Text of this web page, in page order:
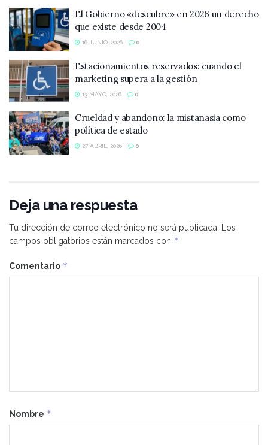
El Gobierno «descubre» en 2026 un derecho
que existe desde 2004
16 JUNIO, 2026 0
Estacionamientos reservados: cuando el
marketing supera a la gestión
13 MAYO, 2026 0
Crueldad y abandono: la mistanasia como
política de estado
27 ABRIL, 2026 0
Deja una respuesta
Tu dirección de correo electrónico no será publicada.
Los
campos obligatorios están marcados con *
Comentario *
Nombre *